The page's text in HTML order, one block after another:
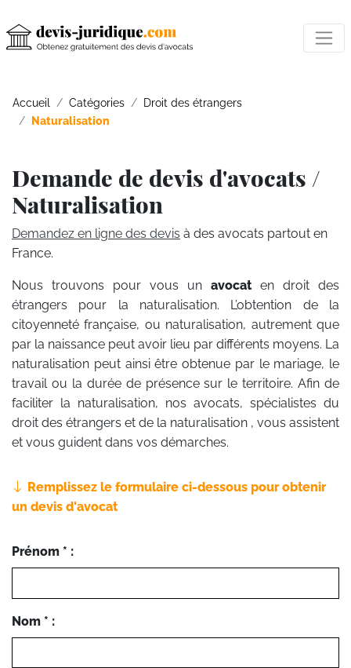
Accueil Catégories
Droit des étrangers
Naturalisation
Demande de devis d'avocats /
Naturalisation
Demandez en ligne des devis à des avocats partout en
France.
Nous trouvons pour vous un avocat en droit des
étrangers pour la naturalisation. L’obtention de la
citoyenneté française, ou naturalisation, autrement que
par la naissance peut avoir lieu par différents moyens. La
naturalisation peut ainsi être obtenue par le mariage, le
travail ou la durée de présence sur le territoire. Afin de
faciliter la naturalisation, nos avocats, spécialistes du
droit des étrangers et de la naturalisation , vous assistent
et vous guident dans vos démarches.
Remplissez le formulaire ci-dessous pour obtenir
un devis d'avocat
Prénom * :
Nom * :